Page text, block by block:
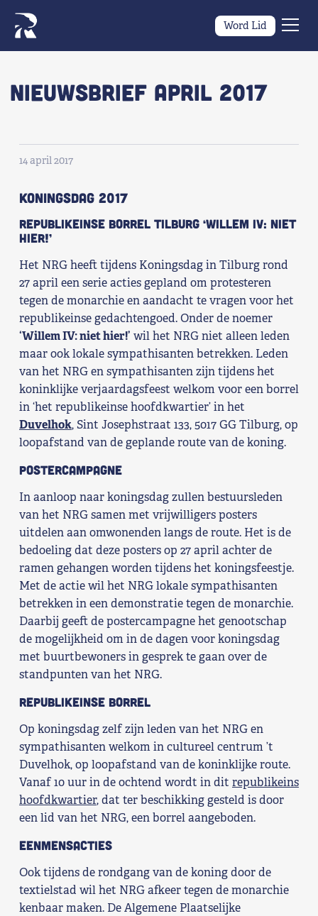
Word Lid
×
Wat we willen
Wat we doen
Wie we zijn
Nieuws
Agenda
Shop
Contact
Voor leden
Word Lid
Nieuwsbrief april 2017
14 april 2017
KONINGSDAG 2017
Republikeinse borrel Tilburg ‘Willem IV: niet
hier!’
Het NRG heeft tijdens Koningsdag in Tilburg rond
27 april een serie acties gepland om protesteren
tegen de monarchie en aandacht te vragen voor het
republikeinse gedachtengoed. Onder de noemer
‘Willem IV: niet hier!’ wil het NRG niet alleen leden
maar ook lokale sympathisanten betrekken. Leden
van het NRG en sympathisanten zijn tijdens het
koninklijke verjaardagsfeest welkom voor een borrel
in ‘het republikeinse hoofdkwartier’ in het
Duvelhok, Sint Josephstraat 133, 5017 GG Tilburg, op
loopafstand van de geplande route van de koning.
Postercampagne
In aanloop naar koningsdag zullen bestuursleden
van het NRG samen met vrijwilligers posters
uitdelen aan omwonenden langs de route. Het is de
bedoeling dat deze posters op 27 april achter de
ramen gehangen worden tijdens het koningsfeestje.
Met de actie wil het NRG lokale sympathisanten
betrekken in een demonstratie tegen de monarchie.
Daarbij geeft de postercampagne het genootschap
de mogelijkheid om in de dagen voor koningsdag
met buurtbewoners in gesprek te gaan over de
standpunten van het NRG.
Republikeinse borrel
Op koningsdag zelf zijn leden van het NRG en
sympathisanten welkom in cultureel centrum ’t
Duvelhok, op loopafstand van de koninklijke route.
Vanaf 10 uur in de ochtend wordt in dit republikeins
hoofdkwartier, dat ter beschikking gesteld is door
een lid van het NRG, een borrel aangeboden.
Eenmensacties
Ook tijdens de rondgang van de koning door de
textielstad wil het NRG afkeer tegen de monarchie
kenbaar maken. De Algemene Plaatselijke